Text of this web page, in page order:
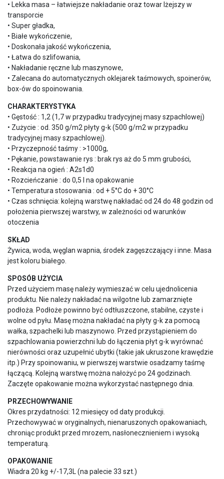
• Lekka masa – łatwiejsze nakładanie oraz towar lżejszy w
transporcie
• Super gładka,
• Białe wykończenie,
• Doskonała jakość wykończenia,
• Łatwa do szlifowania,
• Nakładanie ręczne lub maszynowe,
• Zalecana do automatycznych oklejarek taśmowych, spoinerów,
box-ów do spoinowania.
CHARAKTERYSTYKA
• Gęstość : 1,2 (1,7 w przypadku tradycyjnej masy szpachlowej)
• Zużycie : od. 350 g/m2 płyty g-k (500 g/m2 w przypadku
tradycyjnej masy szpachlowej).
• Przyczepność taśmy : >1000g,
• Pękanie, powstawanie rys : brak rys aż do 5 mm grubości,
• Reakcja na ogień : A2s1d0
• Rozcieńczanie : do 0,5 l na opakowanie
• Temperatura stosowania : od + 5°C do + 30°C
• Czas schnięcia: kolejną warstwę nakładać od 24 do 48 godzin od
położenia pierwszej warstwy, w zależności od warunków
otoczenia
SKŁAD
Żywica, woda, węglan wapnia, środek zagęszczający i inne. Masa
jest koloru białego.
SPOSÓB UŻYCIA
Przed użyciem masę należy wymieszać w celu ujednolicenia
produktu. Nie należy nakładać na wilgotne lub zamarznięte
podłoża. Podłoże powinno być odtłuszczone, stabilne, czyste i
wolne od pyłu. Masę można nakładać na płyty g-k za pomocą
wałka, szpachelki lub maszynowo. Przed przystąpieniem do
szpachlowania powierzchni lub do łączenia płyt g-k wyrównać
nierówności oraz uzupełnić ubytki (takie jak ukruszone krawędzie
itp.) Przy spoinowaniu, w pierwszej warstwie osadzamy taśmę
łączącą. Kolejną warstwę można nałożyć po 24 godzinach.
Zaczęte opakowanie można wykorzystać następnego dnia.
PRZECHOWYWANIE
Okres przydatności: 12 miesięcy od daty produkcji.
Przechowywać w oryginalnych, nienaruszonych opakowaniach,
chroniąc produkt przed mrozem, nasłonecznieniem i wysoką
temperaturą.
OPAKOWANIE
Wiadra 20 kg +/-17,3L (na palecie 33 szt.)